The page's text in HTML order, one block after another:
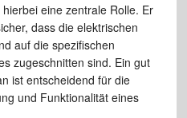
hierbei eine zentrale Rolle. Er
dass die elektrischen
auf die spezifischen
zugeschnitten sind. Ein gut
ist entscheidend für die
und Funktionalität eines